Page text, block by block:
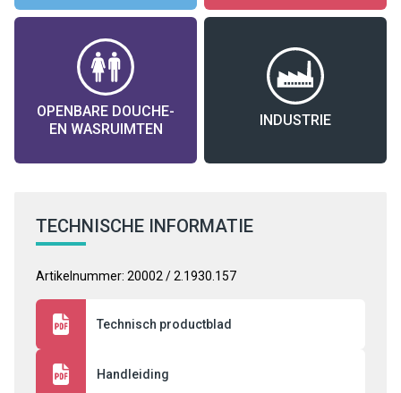
OPENBARE DOUCHE-
EN WASRUIMTEN
INDUSTRIE
TECHNISCHE INFORMATIE
Artikelnummer: 20002 / 2.1930.157
Technisch productblad
Handleiding